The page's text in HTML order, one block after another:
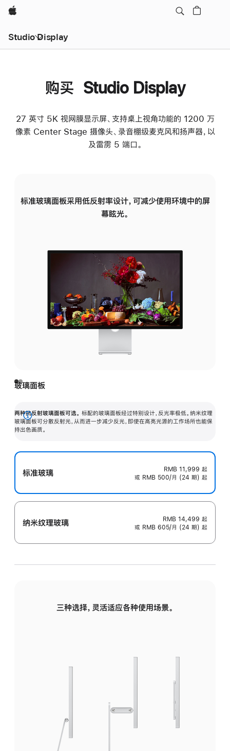
Apple
Studio Display
购买 Studio Display
27 英寸 5K 视网膜显示屏、支持桌上视角功能的 1200 万
像素 Center Stage 摄像头、录音棚级麦克风和扬声器，以
及雷雳 5 端口。
标准玻璃面板采用低反射率设计，可减少使用环境中的屏
幕眩光。
玻璃面板
两种抗反射玻璃面板可选。 标配的玻璃面板经过特别设计，反光率极低。纳米纹理
玻璃面板可分散反射光，从而进一步减少反光，即使在高亮光源的工作场所也能保
持出色画质。
展
开
标准玻璃 RMB 11,999 起
或 RMB 500/月 (24 期) 起
纳米纹理玻璃 RMB 14,499 起
或 RMB 605/月 (24 期) 起
三种选择，灵活适应各种使用场景。